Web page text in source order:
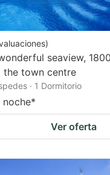
)
seaview,
the town centre
· 1 Dormitorio
noche*
Ver oferta